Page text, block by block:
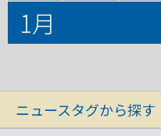
1月
ニュースタグから探す